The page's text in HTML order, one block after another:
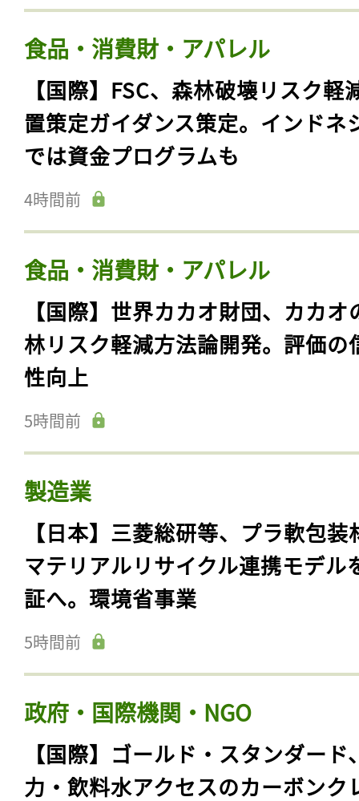
食品・消費財・アパレル
【国際】FSC、森林破壊リスク軽
置策定ガイダンス策定。インドネ
では資金プログラムも
4時間前
食品・消費財・アパレル
【国際】世界カカオ財団、カカオ
林リスク軽減方法論開発。評価の
性向上
5時間前
製造業
【日本】三菱総研等、プラ軟包装
マテリアルリサイクル連携モデル
証へ。環境省事業
5時間前
政府・国際機関・NGO
【国際】ゴールド・スタンダード
力・飲料水アクセスのカーボンク